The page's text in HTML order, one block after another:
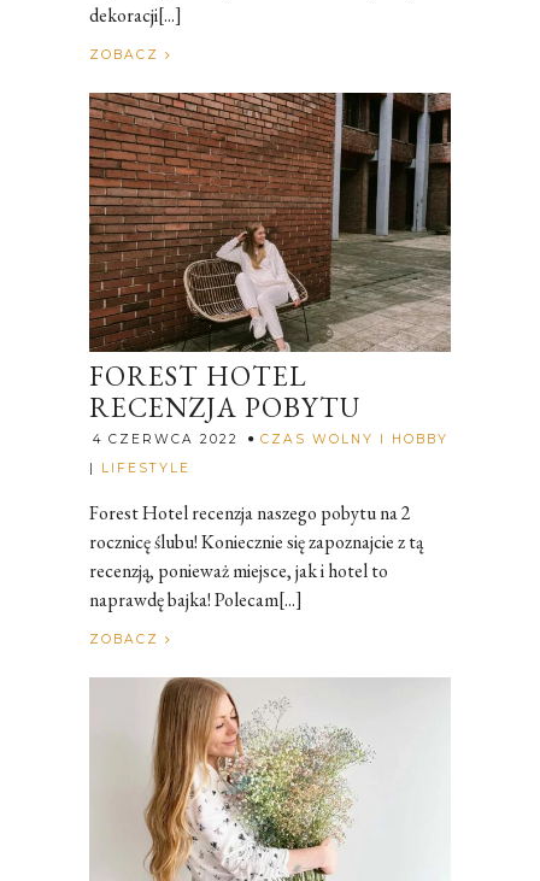
dekoracji[...]
ZOBACZ
FOREST HOTEL
RECENZJA POBYTU
4 CZERWCA 2022
CZAS WOLNY I HOBBY
| LIFESTYLE
Forest Hotel recenzja naszego pobytu na 2
rocznicę ślubu! Koniecznie się zapoznajcie z tą
recenzją, ponieważ miejsce, jak i hotel to
naprawdę bajka! Polecam[...]
ZOBACZ